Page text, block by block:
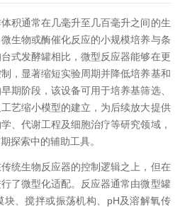
积通常在几毫升至几百毫升之间的生
生物或酶催化反应的小规模培养与条
式发酵罐相比，微型反应器能够在更
，显著缩短实验周期并降低培养基和
期阶段，该设备可用于培养基筛选、
艺缩小模型的建立，为后续放大提供
、代谢工程及细胞治疗等研究领域，
探索中的辅助工具。
生物反应器的控制逻辑之上，但在
了微型化适配。反应器通常由微型罐
、搅拌或振荡机构、pH及溶解氧传